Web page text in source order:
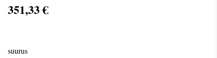
351,33 €
suurus